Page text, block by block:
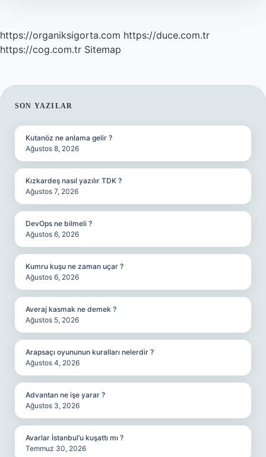
https://organiksigorta.com https://duce.com.tr
https://cog.com.tr Sitemap
SIDEBAR
SON YAZILAR
Kutanöz ne anlama gelir ?
Ağustos 8, 2026
Kızkardeş nasıl yazılır TDK ?
Ağustos 7, 2026
DevOps ne bilmeli ?
Ağustos 6, 2026
Kumru kuşu ne zaman uçar ?
Ağustos 6, 2026
Averaj kasmak ne demek ?
Ağustos 5, 2026
Arapsaçı oyununun kuralları nelerdir ?
Ağustos 4, 2026
Advantan ne işe yarar ?
Ağustos 3, 2026
Avarlar İstanbul’u kuşattı mı ?
Temmuz 30, 2026